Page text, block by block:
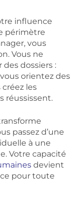
influence
périmètre
vous
Vous ne
dossiers :
orientez des
les
réussissent.
passez d’une
à une
Votre capacité
devient
pour toute